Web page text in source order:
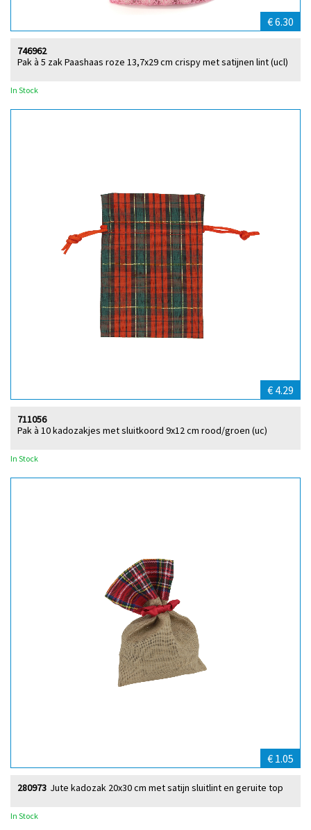
€ 6.30
Pak à 5 zak Paashaas roze 13,7x29 cm crispy met satijnen lint (ucl)
746962
In Stock
€ 4.29
Pak à 10 kadozakjes met sluitkoord 9x12 cm rood/groen (uc)
711056
In Stock
€ 1.05
Jute kadozak 20x30 cm met satijn sluitlint en geruite top
280973
In Stock